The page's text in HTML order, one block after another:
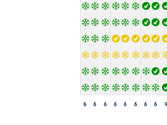
6 6 6 6 6 6 6 6 9